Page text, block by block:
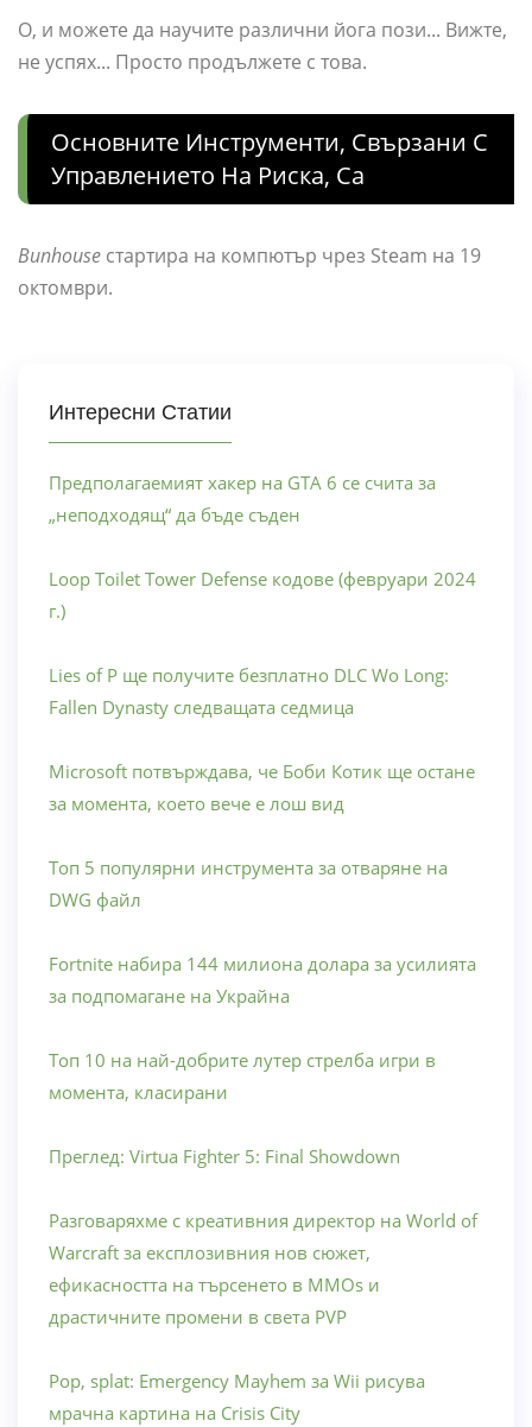
О, и можете да научите различни йога пози... Вижте,
не успях... Просто продължете с това.
Основните Инструменти, Свързани С
Управлението На Риска, Са
Bunhouse стартира на компютър чрез Steam на 19
октомври.
Интересни Статии
Предполагаемият хакер на GTA 6 се счита за
„неподходящ“ да бъде съден
Loop Toilet Tower Defense кодове (февруари 2024
г.)
Lies of P ще получите безплатно DLC Wo Long:
Fallen Dynasty следващата седмица
Microsoft потвърждава, че Боби Котик ще остане
за момента, което вече е лош вид
Топ 5 популярни инструмента за отваряне на
DWG файл
Fortnite набира 144 милиона долара за усилията
за подпомагане на Украйна
Топ 10 на най-добрите лутер стрелба игри в
момента, класирани
Преглед: Virtua Fighter 5: Final Showdown
Разговаряхме с креативния директор на World of
Warcraft за експлозивния нов сюжет,
ефикасността на търсенето в MMOs и
драстичните промени в света PVP
Pop, splat: Emergency Mayhem за Wii рисува
мрачна картина на Crisis City